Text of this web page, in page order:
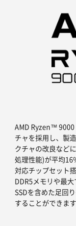
AMD Ryzen™ 9000
チャを採用し、製
クチャの改良など
処理性能)が平均
対応チップセット
DDR5メモリや最
SSDを含めた足回
することができます